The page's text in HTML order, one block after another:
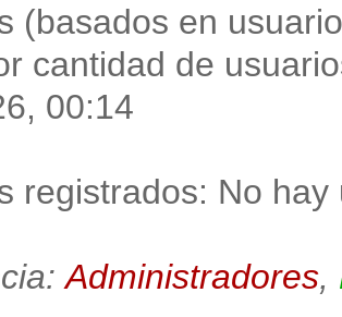
(basados en
cantidad de
00:14
registrados: No
Administradores,